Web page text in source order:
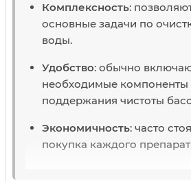
Комплексность:
основные задачи по
воды.
Удобство: обычно
необходимые компоненты
поддержания чистоты
Экономичность: часто
покупка каждого